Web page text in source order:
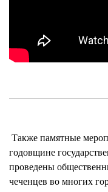
Также памятные
годовщине
проведены
чеченцев во многих